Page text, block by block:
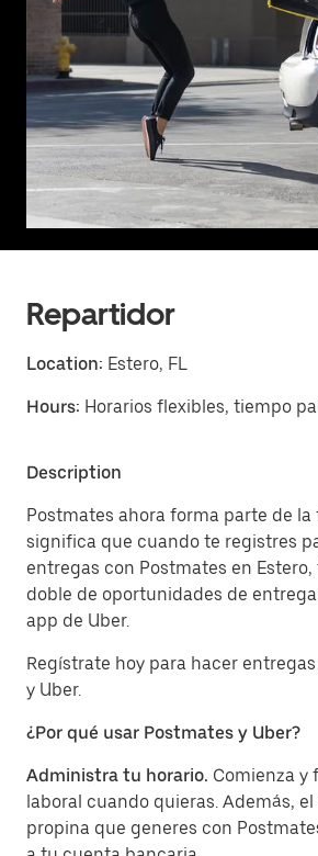
Repartidor
Location: Estero, FL
Hours: Horarios flexibles, tiempo
Description
Postmates ahora forma parte de la
significa que cuando te registres
entregas con Postmates en
doble de oportunidades de
app de Uber.
Regístrate hoy para hacer
y Uber.
¿Por qué usar Postmates y Uber?
Administra tu horario. Comienza y
laboral cuando quieras. Además,
propina que generes con